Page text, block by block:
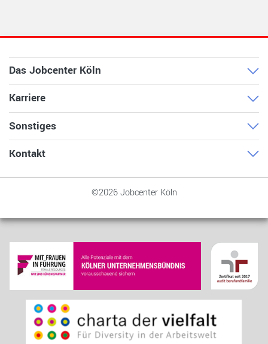
Das Jobcenter Köln
Karriere
Sonstiges
Kontakt
©2026 Jobcenter Köln